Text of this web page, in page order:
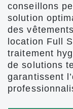
conseillons
solution
des
location Full
traitement
de solutions
garantissent